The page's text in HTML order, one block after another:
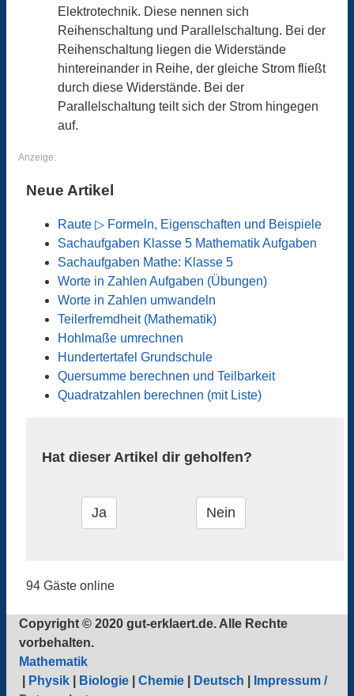
Elektrotechnik. Diese nennen sich
Reihenschaltung und Parallelschaltung. Bei der
Reihenschaltung liegen die Widerstände
hintereinander in Reihe, der gleiche Strom fließt
durch diese Widerstände. Bei der
Parallelschaltung teilt sich der Strom hingegen
auf.
Anzeige:
Neue Artikel
Raute ▷ Formeln, Eigenschaften und Beispiele
Sachaufgaben Klasse 5 Mathematik Aufgaben
Sachaufgaben Mathe: Klasse 5
Worte in Zahlen Aufgaben (Übungen)
Worte in Zahlen umwandeln
Teilerfremdheit (Mathematik)
Hohlmaße umrechnen
Hundertertafel Grundschule
Quersumme berechnen und Teilbarkeit
Quadratzahlen berechnen (mit Liste)
Hat dieser Artikel dir geholfen?
94 Gäste online
Copyright © 2020 gut-erklaert.de. Alle Rechte
vorbehalten.
Mathematik
Physik Biologie Chemie Deutsch
Impressum /